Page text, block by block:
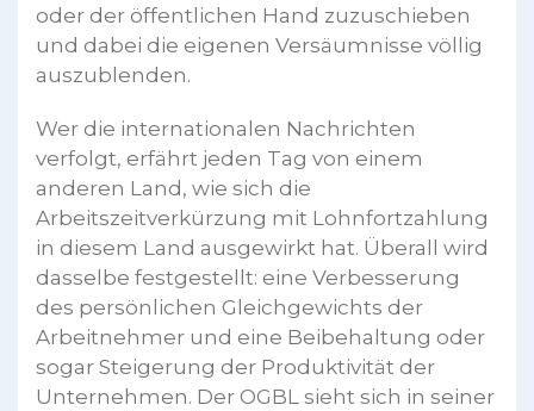
oder der öffentlichen Hand zuzuschieben
und dabei die eigenen Versäumnisse völlig
auszublenden.
Wer die internationalen Nachrichten
verfolgt, erfährt jeden Tag von einem
anderen Land, wie sich die
Arbeitszeitverkürzung mit Lohnfortzahlung
in diesem Land ausgewirkt hat. Überall wird
dasselbe festgestellt: eine Verbesserung
des persönlichen Gleichgewichts der
Arbeitnehmer und eine Beibehaltung oder
sogar Steigerung der Produktivität der
Unternehmen. Der OGBL sieht sich in seiner